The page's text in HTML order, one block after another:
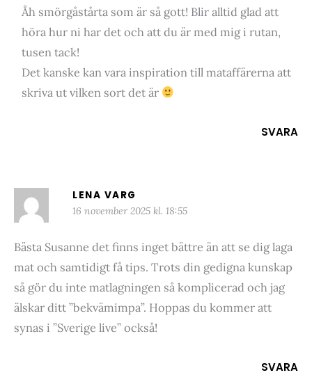
Åh smörgåstårta som är så gott! Blir alltid glad att
höra hur ni har det och att du är med mig i rutan,
tusen tack!
Det kanske kan vara inspiration till mataffärerna att
skriva ut vilken sort det är
SVARA
LENA VARG
16 november 2025 kl. 18:55
Bästa Susanne det finns inget bättre än att se dig laga
mat och samtidigt få tips. Trots din gedigna kunskap
så gör du inte matlagningen så komplicerad och jag
älskar ditt ”bekvämimpa”. Hoppas du kommer att
synas i ”Sverige live” också!
SVARA